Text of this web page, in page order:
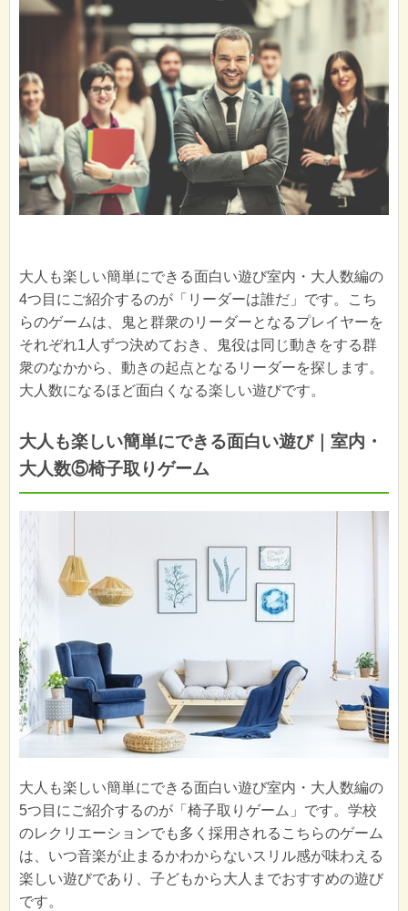
大人も楽しい簡単にできる面白い遊び室内・大人数編の
4つ目にご紹介するのが「リーダーは誰だ」です。こち
らのゲームは、鬼と群衆のリーダーとなるプレイヤーを
それぞれ1人ずつ決めておき、鬼役は同じ動きをする群
衆のなかから、動きの起点となるリーダーを探します。
大人数になるほど面白くなる楽しい遊びです。
大人も楽しい簡単にできる面白い遊び｜室内・
大人数⑤椅子取りゲーム
大人も楽しい簡単にできる面白い遊び室内・大人数編の
5つ目にご紹介するのが「椅子取りゲーム」です。学校
のレクリエーションでも多く採用されるこちらのゲーム
は、いつ音楽が止まるかわからないスリル感が味わえる
楽しい遊びであり、子どもから大人までおすすめの遊び
です。